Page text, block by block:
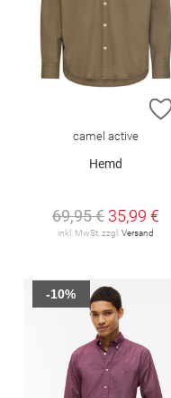
camel active
Hemd
69,95 € 35,99 €
inkl. MwSt. zzgl.Versand
-10%